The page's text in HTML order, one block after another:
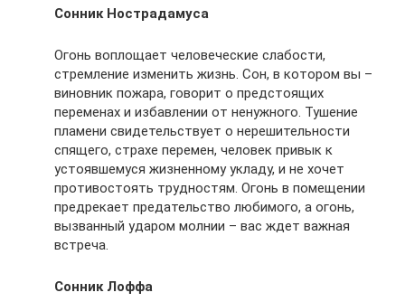
Сонник Нострадамуса
Огонь воплощает человеческие слабости,
стремление изменить жизнь. Сон, в котором вы –
виновник пожара, говорит о предстоящих
переменах и избавлении от ненужного. Тушение
пламени свидетельствует о нерешительности
спящего, страхе перемен, человек привык к
устоявшемуся жизненному укладу, и не хочет
противостоять трудностям. Огонь в помещении
предрекает предательство любимого, а огонь,
вызванный ударом молнии – вас ждет важная
встреча.
Сонник Лоффа